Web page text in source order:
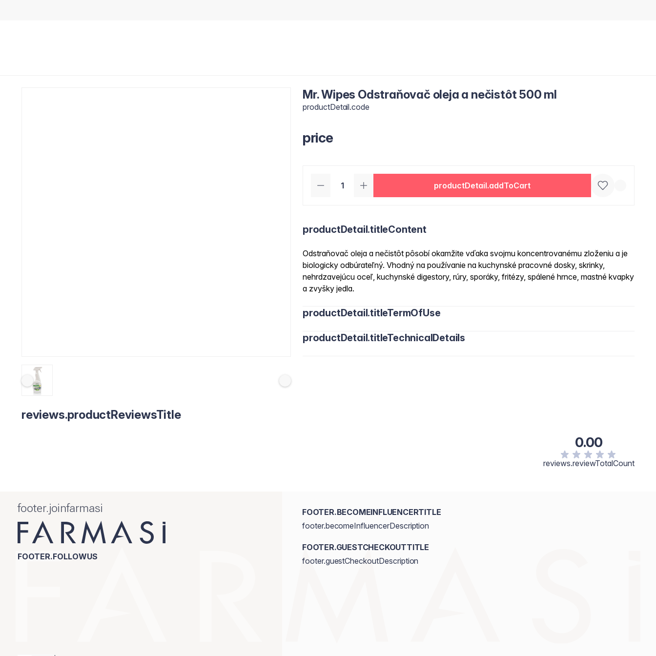
Mr. Wipes Odstraňovač oleja a nečistôt 500 ml
productDetail.code
price
productDetail.addToCart
productDetail.titleContent
Odstraňovač oleja a nečistôt pôsobí okamžite vďaka svojmu koncentrovanému zloženiu a je
biologicky odbúrateľný. Vhodný na používanie na kuchynské pracovné dosky, skrinky,
nehrdzavejúcu oceľ, kuchynské digestory, rúry, sporáky, fritézy, spálené hrnce, mastné kvapky
a zvyšky jedla.
productDetail.titleTermOfUse
productDetail.titleTechnicalDetails
reviews.productReviewsTitle
0.00
reviews.reviewTotalCount
footer.joinfarmasi
FOOTER.FOLLOWUS
FOOTER.BECOMEINFLUENCERTITLE
footer.becomeInfluencerDescription
FOOTER.GUESTCHECKOUTTITLE
footer.guestCheckoutDescription